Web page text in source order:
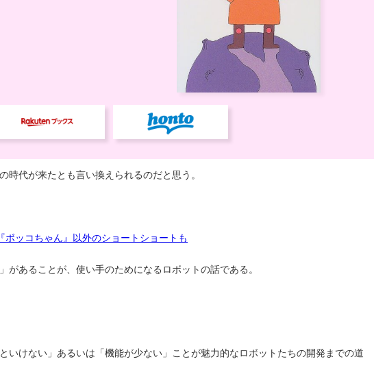
時代が来たとも言い換えられるのだと思う。
ッコちゃん』以外のショートショートも
があることが、使い手のためになるロボットの話である。
いけない」あるいは「機能が少ない」ことが魅力的なロボットたちの開発までの道